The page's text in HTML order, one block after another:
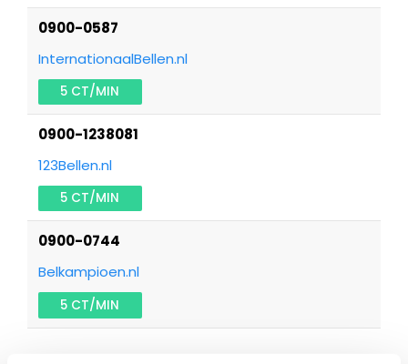
0900-0587
InternationaalBellen.nl
5 CT/MIN
0900-1238081
123Bellen.nl
5 CT/MIN
0900-0744
Belkampioen.nl
5 CT/MIN